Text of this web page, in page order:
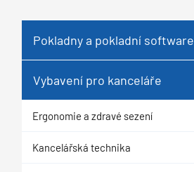
Pokladny a pokladní software
Vybavení pro kanceláře
Ergonomie a zdravé sezení
Kancelářská technika